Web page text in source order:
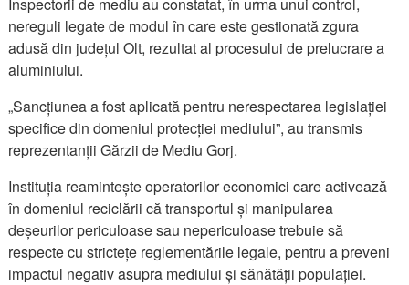
nereguli legate de modul în care este gestionată zgura
adusă din județul Olt, rezultat al procesului de prelucrare a
aluminiului.
„Sancțiunea a fost aplicată pentru nerespectarea legislației
specifice din domeniul protecției mediului”, au transmis
reprezentanții Gărzii de Mediu Gorj.
Instituția reamintește operatorilor economici care activează
în domeniul reciclării că transportul și manipularea
deșeurilor periculoase sau nepericuloase trebuie să
respecte cu strictețe reglementările legale, pentru a preveni
impactul negativ asupra mediului și sănătății populației.